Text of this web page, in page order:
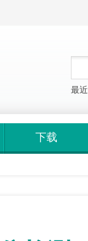
最
下载